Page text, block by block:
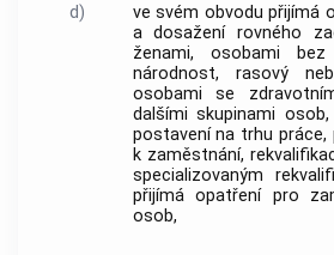
d)
ve svém obvodu přijímá
a dosažení rovného
ženami, osobami
národnost, rasový
osobami se
dalšími skupinami
postavení na trhu
k zaměstnání,
specializovaným
přijímá opatření pro
osob,